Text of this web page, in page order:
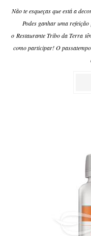
Não te esqueças que está a
Podes ganhar uma
o Restaurante Tribo da Terra
como participar! O